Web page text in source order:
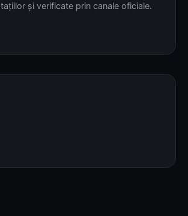
și verificate prin canale oficiale.